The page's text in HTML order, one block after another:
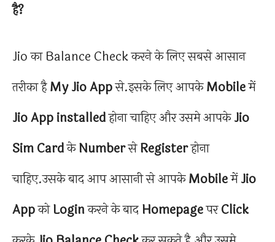
है?
Jio का Balance Check करने के लिए सबसे आसान
तरीका हैMy Jio Appसे.इसके लिए आपकेMobileमें
JioApp installedहोना चाहिए और उसमे आपकेJio
Sim CardकेNumberसेRegisterहोना
चाहिए.उसके बाद आप आसानी से आपकेMobileमेंJio
AppकोLoginकरने के बादHomepageपरClick